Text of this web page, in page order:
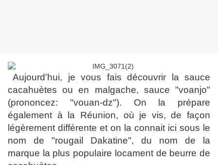
Aujourd'hui, je vous fais découvrir la sauce
cacahuètes ou en malgache, sauce "voanjo"
(prononcez: "vouan-dz"). On la prépare
également à la Réunion, où je vis, de façon
légèrement différente et on la connait ici sous le
nom de "rougail Dakatine", du nom de la
marque la plus populaire locament de beurre de